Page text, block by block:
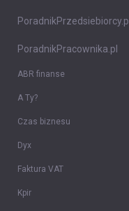
PoradnikPrzedsiebiorcy.pl
PoradnikPracownika.pl
ABR finanse
A Ty?
Czas biznesu
Dyx
Faktura VAT
Kpir